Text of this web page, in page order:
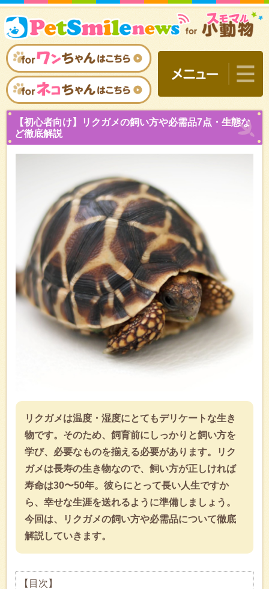
【初心者向け】リクガメの
ど徹底解説
リクガメは温度・湿度にとてもデリケートな生き
物です。そのため、飼育前にしっかりと飼い方を
学び、必要なものを揃える必要があります。リク
ガメは長寿の生き物なので、飼い方が正しければ
寿命は30〜50年。彼らにとって長い人生ですか
ら、幸せな生涯を送れるように準備しましょう。
今回は、リクガメの飼い方や必需品について徹底
解説していきます。
【目次】